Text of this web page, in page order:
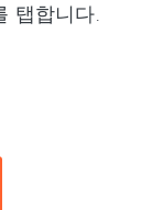
탭합니다.